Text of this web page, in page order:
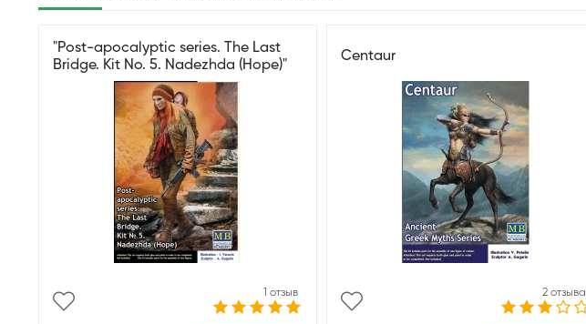
"Pоst-apocalyptic series. The Last
Bridge. Kit No. 5. Nadezhda (Hope)"
1 отзыв
Centaur
2 отзыва